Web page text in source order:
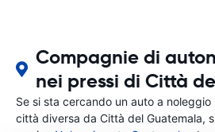
Compagnie di
nei pressi di Città
Se si sta cercando un auto a noleggio
città diversa da Città del Guatemala,